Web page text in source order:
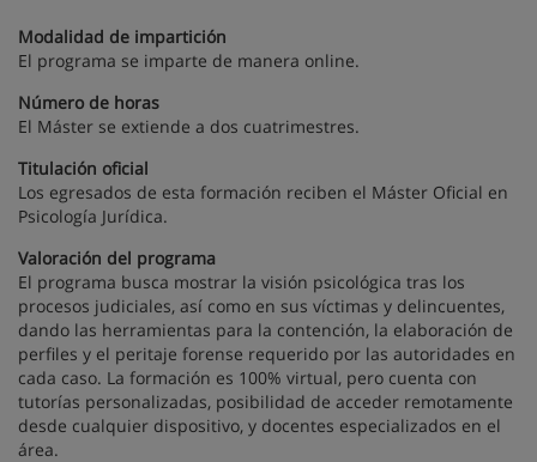
Modalidad de impartición
El programa se imparte de manera online.
Número de horas
El Máster se extiende a dos cuatrimestres.
Titulación oficial
Los egresados de esta formación reciben el Máster Oficial en
Psicología Jurídica.
Valoración del programa
El programa busca mostrar la visión psicológica tras los
procesos judiciales, así como en sus víctimas y delincuentes,
dando las herramientas para la contención, la elaboración de
perfiles y el peritaje forense requerido por las autoridades en
cada caso. La formación es 100% virtual, pero cuenta con
tutorías personalizadas, posibilidad de acceder remotamente
desde cualquier dispositivo, y docentes especializados en el
área.